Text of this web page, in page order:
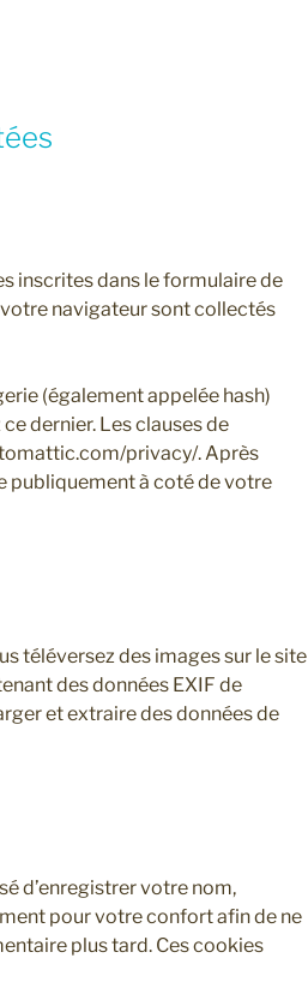
inscrites dans le formulaire de
navigateur sont collectés
(également appelée hash)
dernier. Les clauses de
privacy/. Après
publiquement à coté de votre
téléversez des images sur le site
des données EXIF de
et extraire des données de
d’enregistrer votre nom,
pour votre confort afin de ne
plus tard. Ces cookies